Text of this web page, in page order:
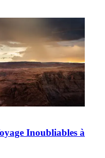
Inoubliables à